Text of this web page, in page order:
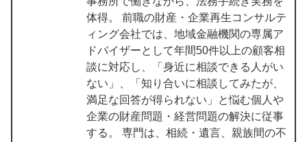
体得。 前職の財産・企業再生コンサルテ
ィング会社では、地域金融機関の専属ア
ドバイザーとして年間50件以上の顧客相
談に対応し、「身近に相談できる人がい
ない」、「知り合いに相談してみたが、
満足な回答が得られない」と悩む個人や
企業の財産問題・経営問題の解決に従事
する。 専門は、相続・遺言、親族間の不